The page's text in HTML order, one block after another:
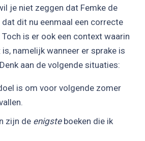
je niet zeggen dat Femke de
dit nu eenmaal een correcte
is er ook een context waarin
namelijk wanneer er sprake is
aan de volgende situaties:
is om voor volgende zomer
zijn de enigsteboeken die ik